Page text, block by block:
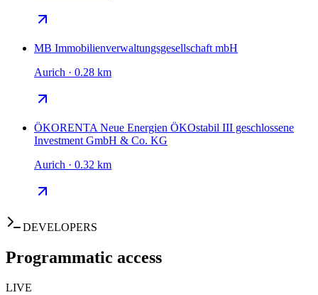
MB Immobilienverwaltungsgesellschaft mbH
Aurich · 0.28 km
ÖKORENTA Neue Energien ÖKOstabil III geschlossene
Investment GmbH & Co. KG
Aurich · 0.32 km
DEVELOPERS
Programmatic access
LIVE